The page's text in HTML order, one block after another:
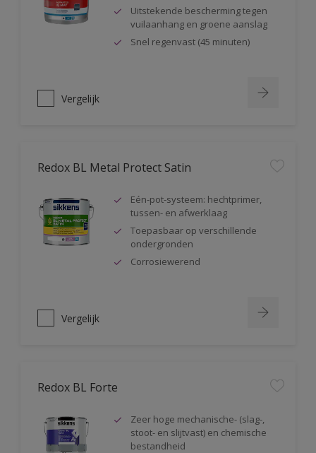
Uitstekende bescherming tegen
vuilaanhang en groene aanslag
Snel regenvast (45 minuten)
Vergelijk
Redox BL Metal Protect Satin
Eén-pot-systeem: hechtprimer,
tussen- en afwerklaag
Toepasbaar op verschillende
ondergronden
Corrosiewerend
Vergelijk
Redox BL Forte
Zeer hoge mechanische- (slag-,
stoot- en slijtvast) en chemische
bestandheid